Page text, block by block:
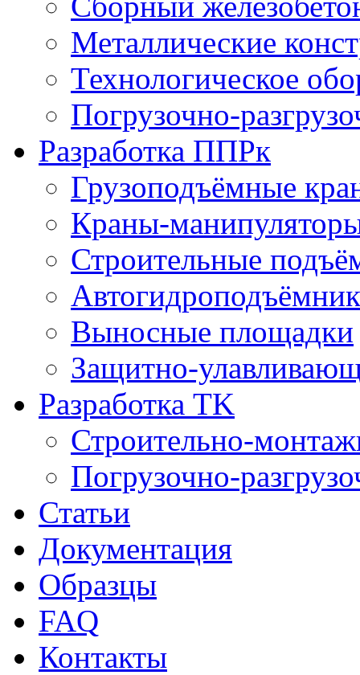
Металлические
Технологическое
Погрузочно-
Разработка ППРк
Грузоподъёмные
Краны-
Строительные
Выносные площадки
Защитно-
Разработка TK
Строительно-
Погрузочно-
Статьи
Документация
Образцы
FAQ
Контакты